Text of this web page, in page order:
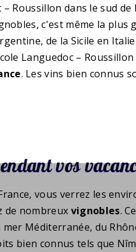
– Roussillon dans le sud de
c'est même la plus
de la Sicile en
Languedoc –
. Les vins bien connus
vos
vous verrez les
de nombreux vignobles.
Méditerranée, du
bien connus tels que